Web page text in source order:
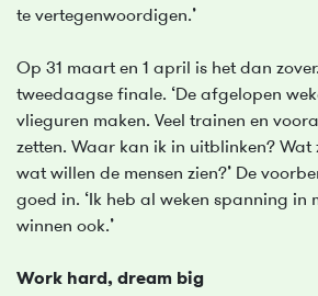
te vertegenwoordigen.’
Op 31 maart en 1 april is het dan
tweedaagse finale. ‘De afgelopen
vlieguren maken. Veel trainen en
zetten. Waar kan ik in uitblinken? Wat
wat willen de mensen zien?’ De
goed in. ‘Ik heb al weken spanning in
winnen ook.’
Work hard, dream big